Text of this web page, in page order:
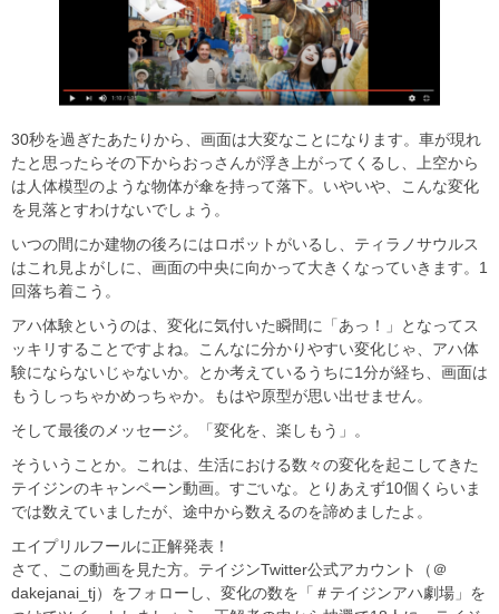
30秒を過ぎたあたりから、画面は大変なことになります。車が現れ
たと思ったらその下からおっさんが浮き上がってくるし、上空から
は人体模型のような物体が傘を持って落下。いやいや、こんな変化
を見落とすわけないでしょう。
いつの間にか建物の後ろにはロボットがいるし、ティラノサウルス
はこれ見よがしに、画面の中央に向かって大きくなっていきます。1
回落ち着こう。
アハ体験というのは、変化に気付いた瞬間に「あっ！」となってス
ッキリすることですよね。こんなに分かりやすい変化じゃ、アハ体
験にならないじゃないか。とか考えているうちに1分が経ち、画面は
もうしっちゃかめっちゃか。もはや原型が思い出せません。
そして最後のメッセージ。「変化を、楽しもう」。
そういうことか。これは、生活における数々の変化を起こしてきた
テイジンのキャンペーン動画。すごいな。とりあえず10個くらいま
では数えていましたが、途中から数えるのを諦めましたよ。
エイプリルフールに正解発表！
さて、この動画を見た方。テイジンTwitter公式アカウント（＠
dakejanai_tj）をフォローし、変化の数を「＃テイジンアハ劇場」を